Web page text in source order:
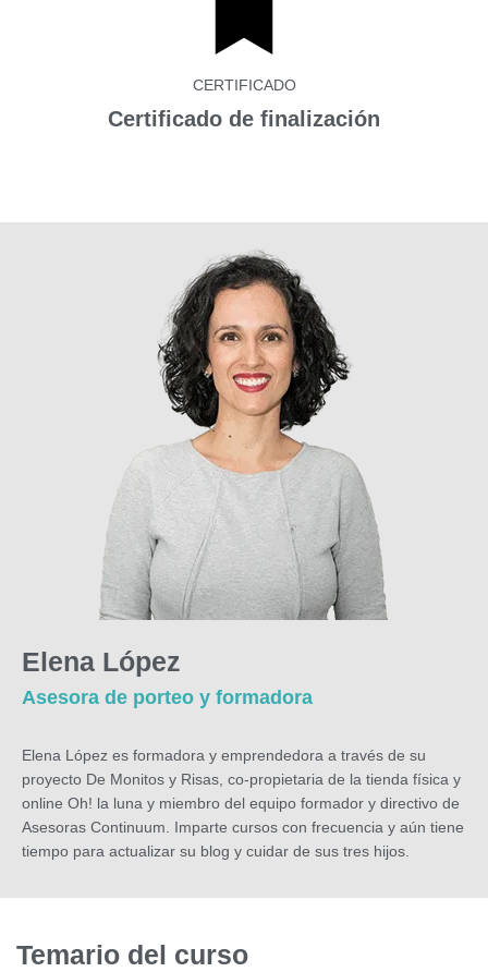
CERTIFICADO
Certificado de finalización
Elena López
Asesora de porteo y formadora
Elena López es formadora y emprendedora a través de su
proyecto De Monitos y Risas, co-propietaria de la tienda física y
online Oh! la luna y miembro del equipo formador y directivo de
Asesoras Continuum. Imparte cursos con frecuencia y aún tiene
tiempo para actualizar su blog y cuidar de sus tres hijos.
Temario del curso